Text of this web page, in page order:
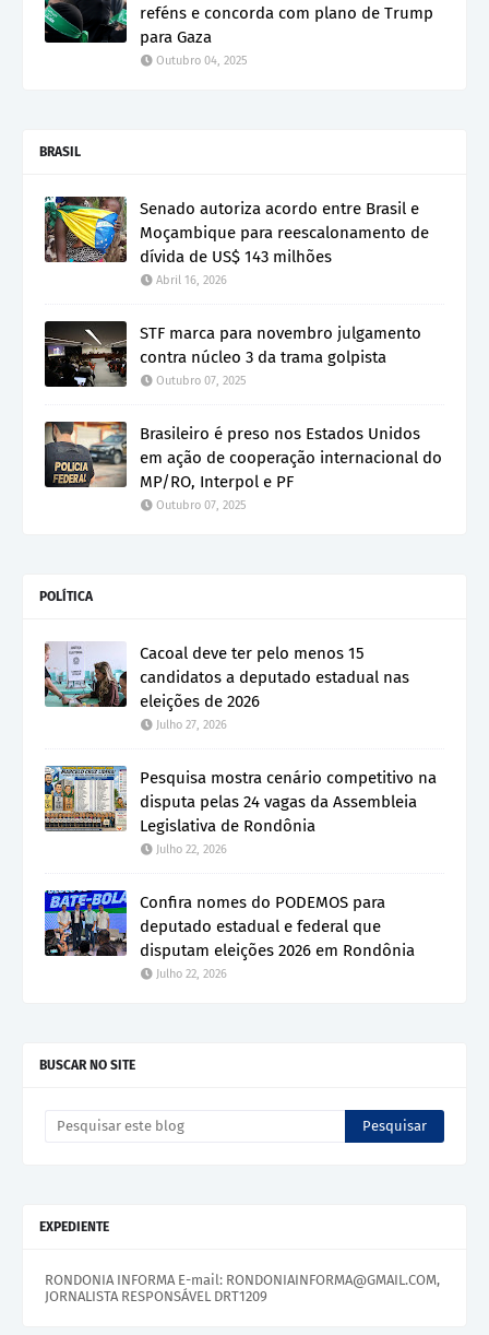
reféns e concorda com plano de Trump
para Gaza
Outubro 04, 2025
BRASIL
Senado autoriza acordo entre Brasil e
Moçambique para reescalonamento de
dívida de US$ 143 milhões
Abril 16, 2026
STF marca para novembro julgamento
contra núcleo 3 da trama golpista
Outubro 07, 2025
Brasileiro é preso nos Estados Unidos
em ação de cooperação internacional do
MP/RO, Interpol e PF
Outubro 07, 2025
POLÍTICA
Cacoal deve ter pelo menos 15
candidatos a deputado estadual nas
eleições de 2026
Julho 27, 2026
Pesquisa mostra cenário competitivo na
disputa pelas 24 vagas da Assembleia
Legislativa de Rondônia
Julho 22, 2026
Confira nomes do PODEMOS para
deputado estadual e federal que
disputam eleições 2026 em Rondônia
Julho 22, 2026
BUSCAR NO SITE
EXPEDIENTE
RONDONIA INFORMA E-mail: RONDONIAINFORMA@GMAIL.COM,
JORNALISTA RESPONSÁVEL DRT1209